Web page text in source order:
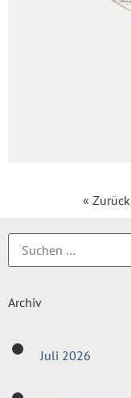
« Zurück
Archiv
Juli 2026